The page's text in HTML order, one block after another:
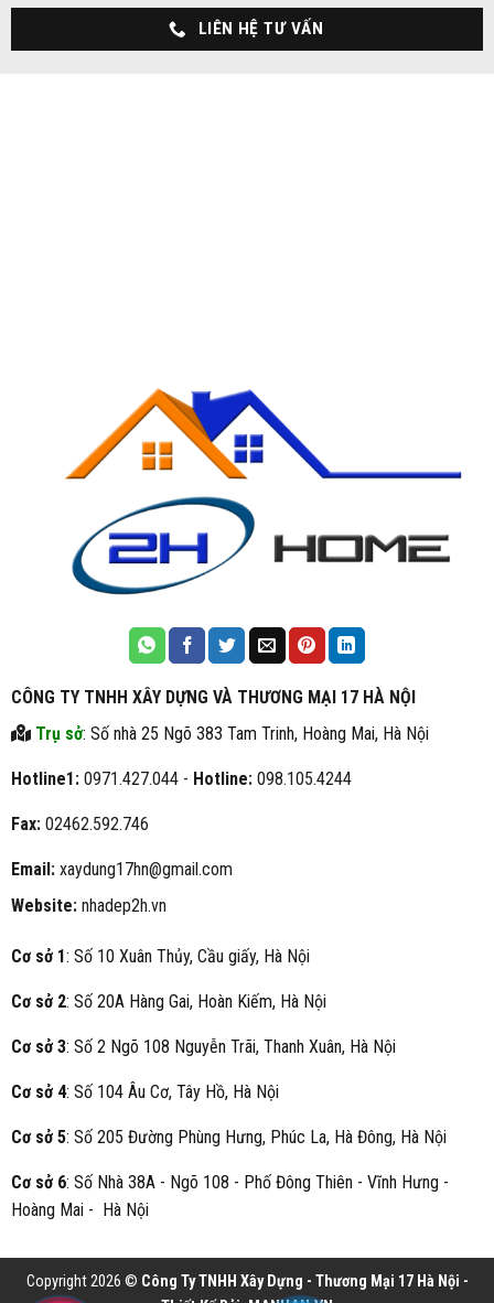
LIÊN HỆ TƯ VẤN
CÔNG TY TNHH XÂY DỰNG VÀ THƯƠNG MẠI 17 HÀ NỘI
Trụ sở: Số nhà 25 Ngõ 383 Tam Trinh, Hoàng Mai, Hà Nội
Hotline1:0971.427.044 - Hotline:098.105.4244
Fax:02462.592.746
Email:xaydung17hn@gmail.com
Website:nhadep2h.vn
Cơ sở 1: Số 10 Xuân Thủy, Cầu giấy, Hà Nội
Cơ sở 2: Số 20A Hàng Gai, Hoàn Kiếm, Hà Nội
Cơ sở 3: Số 2 Ngõ 108 Nguyễn Trãi, Thanh Xuân, Hà Nội
Cơ sở 4: Số 104 Âu Cơ, Tây Hồ, Hà Nội
Cơ sở 5: Số 205 Đường Phùng Hưng, Phúc La, Hà Đông, Hà Nội
Cơ sở 6: Số Nhà 38A - Ngõ 108 - Phố Đông Thiên - Vĩnh Hưng -
Hoàng Mai - Hà Nội
Copyright 2026 © Công Ty TNHH Xây Dựng - Thương Mại 17 Hà Nội -